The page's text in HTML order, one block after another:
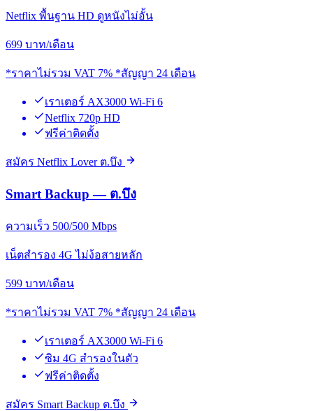
Netflix พื้นฐาน HD ดูหนังไม่อั้น
699 บาท/เดือน
*ราคาไม่รวม VAT 7% *สัญญา 24 เดือน
เราเตอร์ AX3000 Wi-Fi 6
Netflix 720p HD
ฟรีค่าติดตั้ง
สมัคร Netflix Lover ต.บึง
Smart Backup — ต.บึง
ความเร็ว 500/500 Mbps
เน็ตสำรอง 4G ไม่ง้อสายหลัก
599 บาท/เดือน
*ราคาไม่รวม VAT 7% *สัญญา 24 เดือน
เราเตอร์ AX3000 Wi-Fi 6
ซิม 4G สำรองในตัว
ฟรีค่าติดตั้ง
สมัคร Smart Backup ต.บึง